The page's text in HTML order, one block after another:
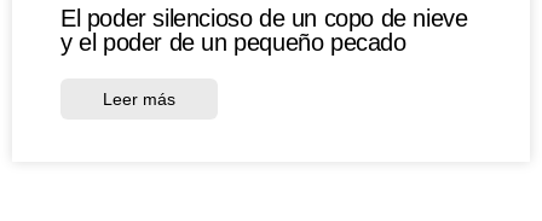
El poder silencioso de un copo de nieve
y el poder de un pequeño pecado
Leer más